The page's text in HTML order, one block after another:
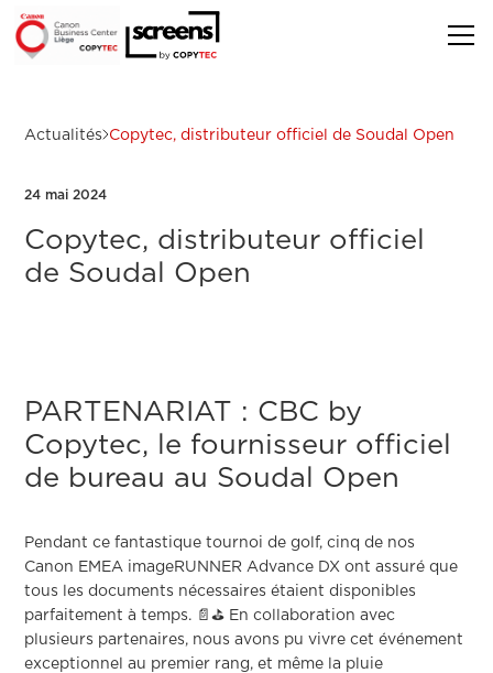
Actualités Copytec, distributeur officiel de Soudal Open
24 mai 2024
Copytec, distributeur officiel
de Soudal Open
PARTENARIAT : CBC by
Copytec, le fournisseur officiel
de bureau au Soudal Open
Pendant ce fantastique tournoi de golf, cinq de nos
Canon EMEA imageRUNNER Advance DX ont assuré que
tous les documents nécessaires étaient disponibles
parfaitement à temps. 📄⛳ En collaboration avec
plusieurs partenaires, nous avons pu vivre cet événement
exceptionnel au premier rang, et même la pluie